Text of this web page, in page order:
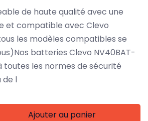
de haute qualité avec une
et compatible avec Clevo
les modèles compatibles se
batteries Clevo NV40BAT-
les normes de sécurité
de l
Ajouter au panier